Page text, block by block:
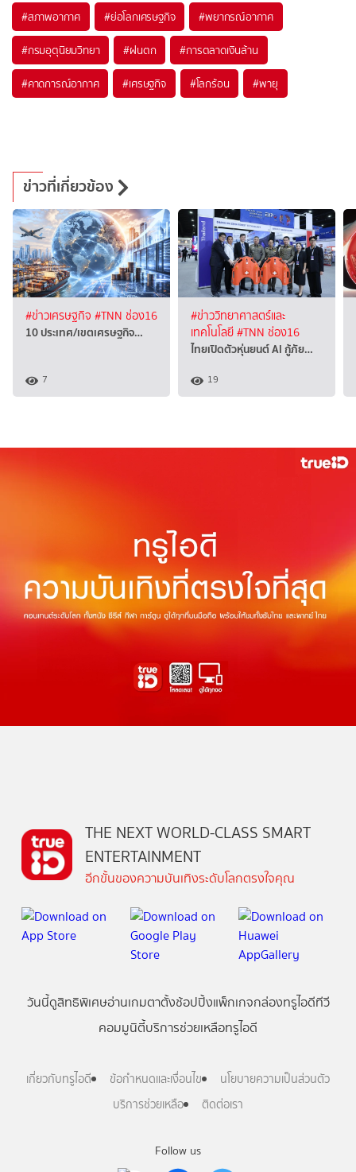
#สภาพอากาศ #ย่อโลกเศรษฐกิจ #พยากรณ์อากาศ
#กรมอุตุนิยมวิทยา #ฝนตก #การตลาดเงินล้าน
#คาดการณ์อากาศ #เศรษฐกิจ #โลกร้อน #พายุ
ข่าวที่เกี่ยวข้อง
#ข่าวเศรษฐกิจ #TNN ช่อง16
10 ประเทศ/เขตเศรษฐกิจ…
7
#ข่าววิทยาศาสตร์และ
เทคโนโลยี#TNN ช่อง16
ไทยเปิดตัวหุ่นยนต์ AI กู้ภัย…
19
Follow us
THE NEXT WORLD-CLASS SMART
ENTERTAINMENT
อีกขั้นของความบันเทิงระดับโลกตรงใจคุณ
วันนี้ดูสิทธิพิเศษอ่านเกมตาตั้งช้อปปิ้งแพ็กเกจกล่องทรูไอดีทีวี
คอมมูนิตี้บริการช่วยเหลือทรูไอดี
เกี่ยวกับทรูไอดี ข้อกำหนดและเงื่อนไข
นโยบายความเป็นส่วนตัว
บริการช่วยเหลือ
ติดต่อเรา